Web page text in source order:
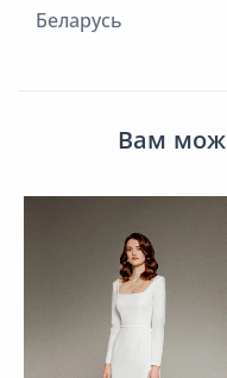
Беларусь
Вам